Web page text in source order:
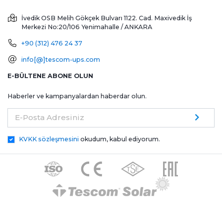
İvedik OSB Melih Gökçek Bulvarı 1122. Cad. Maxivedik İş
Merkezi No:20/106 Yenimahalle / ANKARA
+90 (312) 476 24 37
info[@]tescom-ups.com
E-BÜLTENE ABONE OLUN
Haberler ve kampanyalardan haberdar olun.
E-Posta Adresiniz
KVKK sözleşmesini okudum, kabul ediyorum.